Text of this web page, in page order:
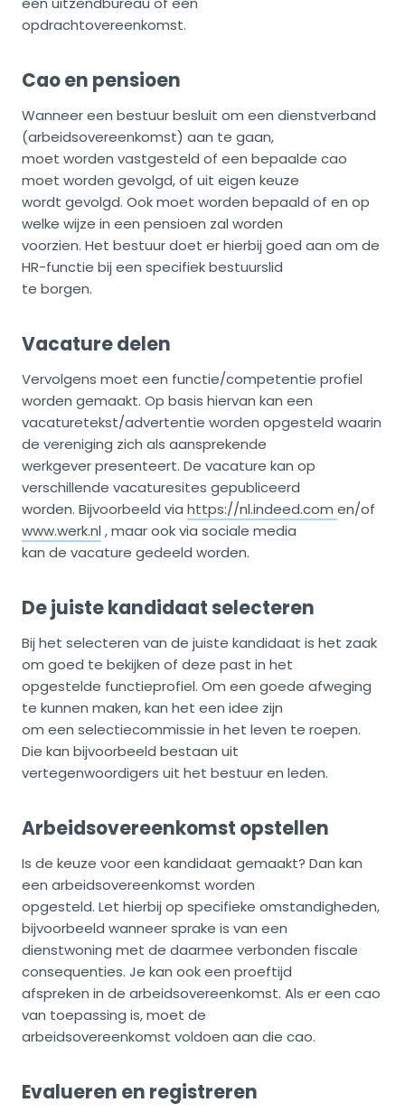
opdrachtovereenkomst.
Cao en pensioen
Wanneer een bestuur besluit om een dienstverband
(arbeidsovereenkomst) aan te gaan,
moet worden vastgesteld of een bepaalde cao
moet worden gevolgd, of uit eigen keuze
wordt gevolgd. Ook moet worden bepaald of en op
welke wijze in een pensioen zal worden
voorzien. Het bestuur doet er hierbij goed aan om de
HR-functie bij een specifiek bestuurslid
te borgen.
Vacature delen
Vervolgens moet een functie/competentie profiel
worden gemaakt. Op basis hiervan kan een
vacaturetekst/advertentie worden opgesteld waarin
de vereniging zich als aansprekende
werkgever presenteert. De vacature kan op
verschillende vacaturesites gepubliceerd
worden. Bijvoorbeeld via https://nl.indeed.com en/of
www.werk.nl , maar ook via sociale media
kan de vacature gedeeld worden.
De juiste kandidaat selecteren
Bij het selecteren van de juiste kandidaat is het zaak
om goed te bekijken of deze past in het
opgestelde functieprofiel. Om een goede afweging
te kunnen maken, kan het een idee zijn
om een selectiecommissie in het leven te roepen.
Die kan bijvoorbeeld bestaan uit
vertegenwoordigers uit het bestuur en leden.
Arbeidsovereenkomst opstellen
Is de keuze voor een kandidaat gemaakt? Dan kan
een arbeidsovereenkomst worden
opgesteld. Let hierbij op specifieke omstandigheden,
bijvoorbeeld wanneer sprake is van een
dienstwoning met de daarmee verbonden fiscale
consequenties. Je kan ook een proeftijd
afspreken in de arbeidsovereenkomst. Als er een cao
van toepassing is, moet de
arbeidsovereenkomst voldoen aan die cao.
Evalueren en registreren